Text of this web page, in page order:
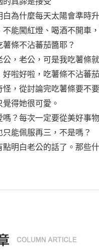
白為什麼每天太陽會準時
不能闖紅燈、喝酒不開車
薯條不沾蕃茄醬耶？
公，老公，可是我吃薯條
好啦好啦，吃薯條不沾蕃
怪，從討論完吃薯條要不
覺得她很可愛。
嗎？每次一定要從美好事
只能佩服再三，不是嗎？
點明白老公的話了。那些